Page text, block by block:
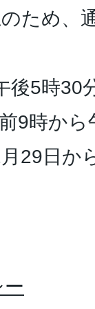
ため、
後5時30
9時か
29日